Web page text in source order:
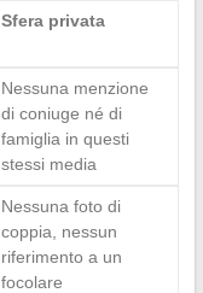
Sfera privata
Nessuna menzione
di coniuge né di
famiglia in questi
stessi media
Nessuna foto di
coppia, nessun
riferimento a un
focolare